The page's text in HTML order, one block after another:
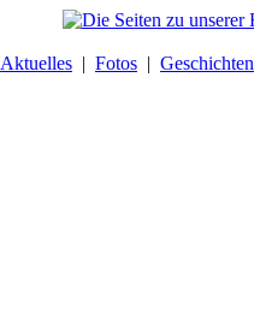
Aktuelles | Fotos | Geschichten